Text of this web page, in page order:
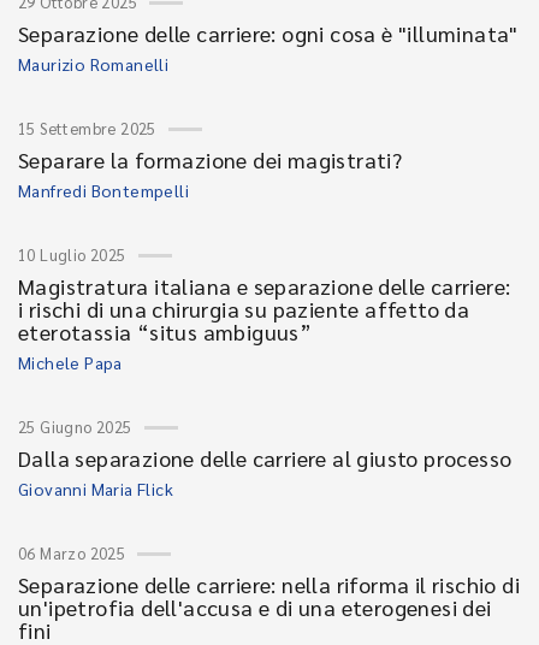
Separazione delle carriere: ogni cosa è "illuminata"
Maurizio Romanelli
15 Settembre 2025
Separare la formazione dei magistrati?
Manfredi Bontempelli
10 Luglio 2025
Magistratura italiana e separazione delle carriere:
i rischi di una chirurgia su paziente affetto da
eterotassia “situs ambiguus”
Michele Papa
25 Giugno 2025
Dalla separazione delle carriere al giusto processo
Giovanni Maria Flick
06 Marzo 2025
Separazione delle carriere: nella riforma il rischio di
un'ipetrofia dell'accusa e di una eterogenesi dei
fini